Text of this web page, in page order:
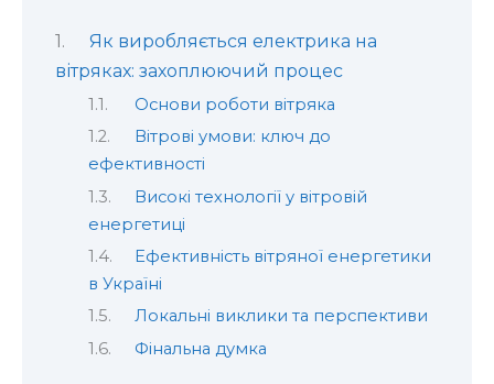
Як виробляється електрика на
вітряках: захоплюючий процес
Основи роботи вітряка
Вітрові умови: ключ до
ефективності
Високі технології у вітровій
енергетиці
Ефективність вітряної енергетики
в Україні
Локальні виклики та перспективи
Фінальна думка